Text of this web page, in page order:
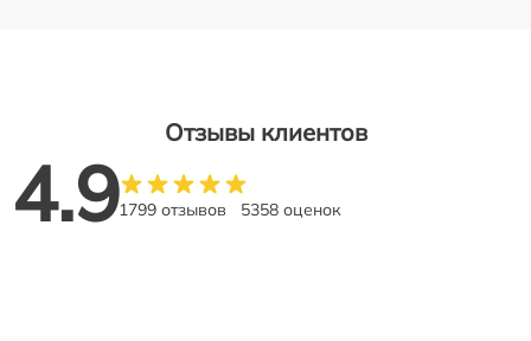
Отзывы клиентов
4.91799 отзывов 5358 оценок